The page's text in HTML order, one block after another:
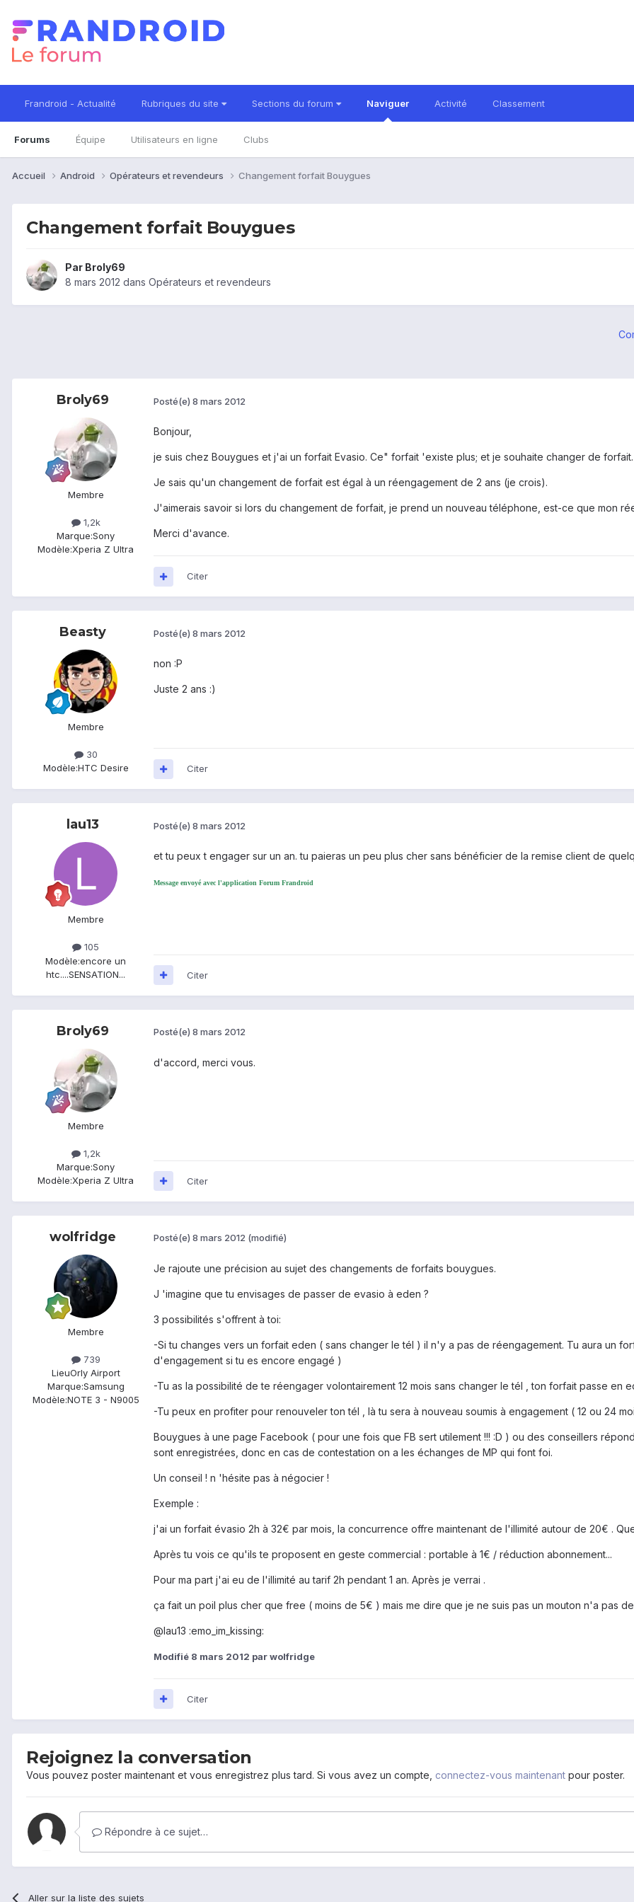
Frandroid - Actualité Rubriques du site Sections du forum Naviguer
Forums Équipe Utilisateurs en ligne Clubs
Activité Classement
Accueil Android Opérateurs et revendeurs Changement forfait Bouygues
Changement forfait Bouygues
Par Broly69
8 mars 2012 dans Opérateurs et revendeurs
Broly69
Membre
1,2k
Marque:Sony
Modèle:Xperia Z Ultra
Posté(e) 8 mars 2012
Bonjour,
je suis chez Bouygues et j'ai un forfait Evasio. Ce" forfait 'existe plus; et je souhaite changer de forfait.
Je sais qu'un changement de forfait est égal à un réengagement de 2 ans (je crois).
J'aimerais savoir si lors du changement de forfait, je prend un nouveau téléphone, est-ce que mon
Merci d'avance.
Citer
Beasty
Membre
30
Modèle:HTC Desire
Posté(e) 8 mars 2012
non :P
Juste 2 ans :)
Citer
lau13
Membre
105
Modèle:encore un
htc....SENSATION...
Posté(e) 8 mars 2012
et tu peux t engager sur un an. tu paieras un peu plus cher sans bénéficier de la remise client de
Message envoyé avec l'application Forum Frandroid
Citer
Broly69
Membre
1,2k
Marque:Sony
Modèle:Xperia Z Ultra
Posté(e) 8 mars 2012
d'accord, merci vous.
Citer
wolfridge
Membre
739
LieuOrly Airport
Marque:Samsung
Modèle:NOTE 3 - N9005
Posté(e) 8 mars 2012 (modifié)
Je rajoute une précision au sujet des changements de forfaits bouygues.
J 'imagine que tu envisages de passer de evasio à eden ?
3 possibilités s'offrent à toi:
-Si tu changes vers un forfait eden ( sans changer le tél ) il n'y a pas de réengagement. Tu aura un
d'engagement si tu es encore engagé )
-Tu as la possibilité de te réengager volontairement 12 mois sans changer le tél , ton forfait passe
-Tu peux en profiter pour renouveler ton tél , là tu sera à nouveau soumis à engagement ( 12 ou 24
Bouygues à une page Facebook ( pour une fois que FB sert utilement !!! :D ) ou des conseillers
sont enregistrées, donc en cas de contestation on a les échanges de MP qui font foi.
Un conseil ! n 'hésite pas à négocier !
Exemple :
j'ai un forfait évasio 2h à 32€ par mois, la concurrence offre maintenant de l'illimité autour de 20€ .
Après tu vois ce qu'ils te proposent en geste commercial : portable à 1€ / réduction abonnement...
Pour ma part j'ai eu de l'illimité au tarif 2h pendant 1 an. Après je verrai .
ça fait un poil plus cher que free ( moins de 5€ ) mais me dire que je ne suis pas un mouton n'a pas
@lau13 :emo_im_kissing:
Modifié 8 mars 2012 par wolfridge
Citer
Rejoignez la conversation
Vous pouvez poster maintenant et vous enregistrez plus tard. Si vous avez un compte, connectez-vous maintenant pour poster.
Répondre à ce sujet…
Aller sur la liste des sujets